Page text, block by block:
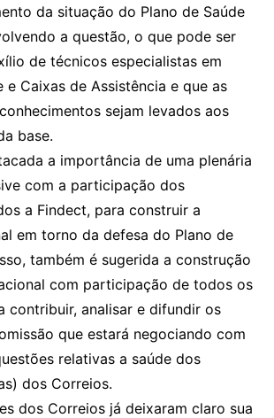
da situação do Plano de Saúde
a questão, o que pode ser
de técnicos especialistas em
e Caixas de Assistência e que as
sejam levados aos
base.
a importância de uma plenária
com a participação dos
a Findect, para construir a
em torno da defesa do Plano de
também é sugerida a construção
com participação de todos os
contribuir, analisar e difundir os
que estará negociando com
relativas a saúde dos
dos Correios.
dos Correios já deixaram claro sua